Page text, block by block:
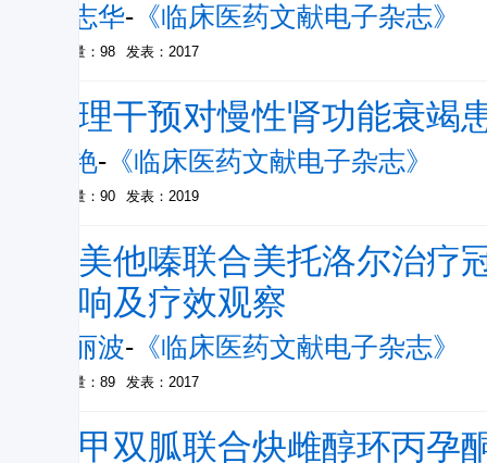
陈志华- 《临床医药文献电子杂志》
被引量：98 发表：2017
护理干预对慢性肾功能衰竭
王艳- 《临床医药文献电子杂志》
被引量：90 发表：2019
曲美他嗪联合美托洛尔治
影响及疗效观察
王丽波- 《临床医药文献电子杂志》
被引量：89 发表：2017
二甲双胍联合炔雌醇环丙